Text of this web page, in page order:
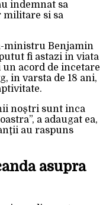
indemnat sa
si sa
ministru Benjamin
fi astazi in viata
un acord de incetare
in varsta de 18 ani,
noştri sunt inca
a adaugat ea,
au raspuns
asupra